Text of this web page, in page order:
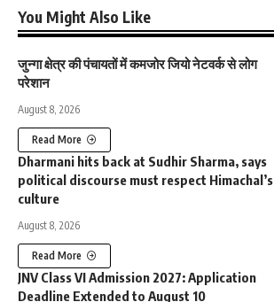
You Might Also Like
जुन्गा क्षेत्र की पंचायतों में कमजोर जियो नेटवर्क से लोग
परेशान
August 8, 2026
Read More
Dharmani hits back at Sudhir Sharma, says
political discourse must respect Himachal’s
culture
August 8, 2026
Read More
JNV Class VI Admission 2027: Application
Deadline Extended to August 10